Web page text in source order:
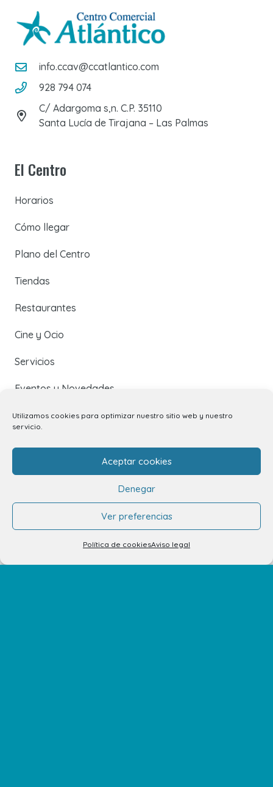
Utilizamos cookies para optimizar nuestro sitio web y nuestro
servicio.
Aceptar cookies
Denegar
Ver preferencias
Política de cookiesAviso legal
info.ccav@ccatlantico.com
928 794 074
C/ Adargoma s,n. C.P. 35110
Santa Lucía de Tirajana – Las Palmas
El Centro
Horarios
Cómo llegar
Plano del Centro
Tiendas
Restaurantes
Cine y Ocio
Servicios
Eventos y Novedades
Contacto
Tu opinión nos importa